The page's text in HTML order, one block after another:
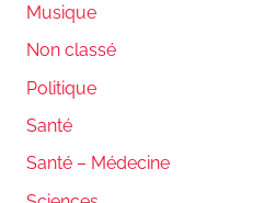
Musique
Non classé
Politique
Santé
Santé – Médecine